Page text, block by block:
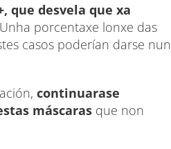
que desvela que xa
porcentaxe lonxe das
casos poderían darse nun
continuarase
máscaras que non